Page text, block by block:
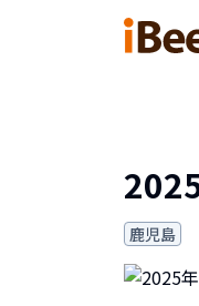
鹿児島